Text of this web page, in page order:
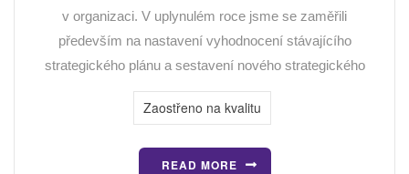
v organizaci. V uplynulém roce jsme se zaměřili
především na nastavení vyhodnocení stávajícího
strategického plánu a sestavení nového strategického
Zaostřeno na kvalitu
READ MORE